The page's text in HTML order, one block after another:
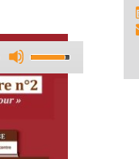
Up/Down
Arrow
keys